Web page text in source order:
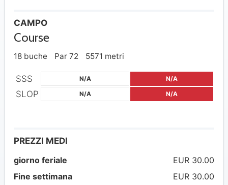
CAMPO
Course
18 buche Par 72 5571 metri
SSS N/A N/A
SLOP N/A N/A
PREZZI MEDI
giorno feriale
EUR 30.00
Fine settimana
EUR 30.00